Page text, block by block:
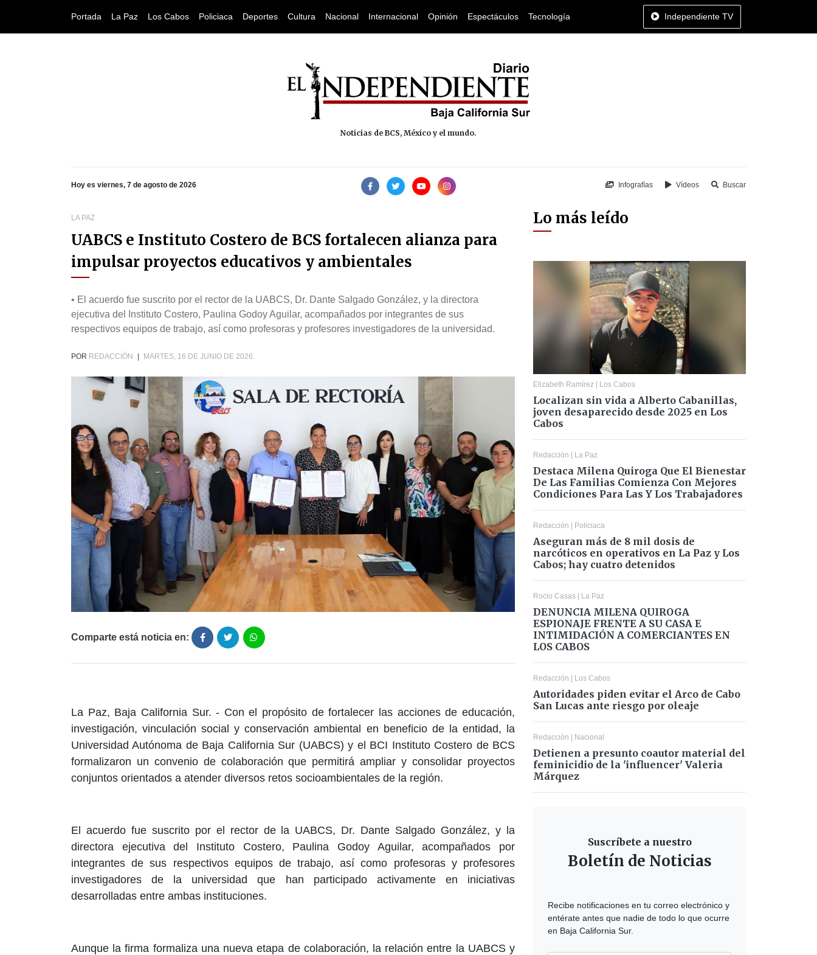
Portada La Paz Los Cabos Policiaca Deportes Cultura Nacional Internacional Opinión Espectáculos Tecnología Independiente TV
Noticias de BCS, México y el mundo.
Hoy es viernes, 7 de agosto de 2026 Infografías Vídeos Buscar
LA PAZ
UABCS e Instituto Costero de BCS fortalecen alianza para
impulsar proyectos educativos y ambientales
• El acuerdo fue suscrito por el rector de la UABCS, Dr. Dante Salgado González, y la directora
ejecutiva del Instituto Costero, Paulina Godoy Aguilar, acompañados por integrantes de sus
respectivos equipos de trabajo, así como profesoras y profesores investigadores de la universidad.
POR REDACCIÓN MARTES, 16 DE JUNIO DE 2026.
Comparte está noticia en:
La Paz, Baja California Sur. - Con el propósito de fortalecer las acciones de educación,
investigación, vinculación social y conservación ambiental en beneficio de la entidad, la
Universidad Autónoma de Baja California Sur (UABCS) y el BCI Instituto Costero de BCS
formalizaron un convenio de colaboración que permitirá ampliar y consolidar proyectos
conjuntos orientados a atender diversos retos socioambientales de la región.
El acuerdo fue suscrito por el rector de la UABCS, Dr. Dante Salgado González, y la
directora ejecutiva del Instituto Costero, Paulina Godoy Aguilar, acompañados por
integrantes de sus respectivos equipos de trabajo, así como profesoras y profesores
investigadores de la universidad que han participado activamente en iniciativas
desarrolladas entre ambas instituciones.
Aunque la firma formaliza una nueva etapa de colaboración, la relación entre la UABCS y
Lo más leído
Elizabeth Ramírez | Los Cabos
Localizan sin vida a Alberto Cabanillas,
joven desaparecido desde 2025 en Los
Cabos
Redacción | La Paz
Destaca Milena Quiroga Que El Bienestar
De Las Familias Comienza Con Mejores
Condiciones Para Las Y Los Trabajadores
Redacción | Policiaca
Aseguran más de 8 mil dosis de
narcóticos en operativos en La Paz y Los
Cabos; hay cuatro detenidos
Rocio Casas | La Paz
DENUNCIA MILENA QUIROGA
ESPIONAJE FRENTE A SU CASA E
INTIMIDACIÓN A COMERCIANTES EN
LOS CABOS
Redacción | Los Cabos
Autoridades piden evitar el Arco de Cabo
San Lucas ante riesgo por oleaje
Redacción | Nacional
Detienen a presunto coautor material del
feminicidio de la 'influencer' Valeria
Márquez
Suscríbete a nuestro
Boletín de Noticias
Recibe notificaciones en tu correo electrónico y
entérate antes que nadie de todo lo que ocurre
en Baja California Sur.